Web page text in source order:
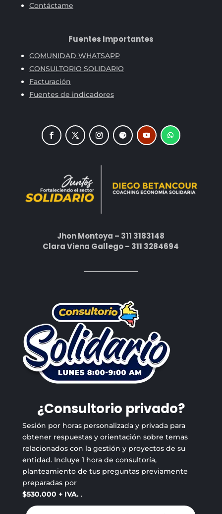
Contáctame
Fuentes Importantes
COMUNIDAD WHATSAPP
CONSULTORIO SOLIDARIO
Facturación
Fuentes de indicadores
Jhon Montoya – 311 3183148
Clara Viena Gallego – 311 3284694
¿Consultorio privado?
Sesión por horas personalizada y privada para
obtener respuestas y orientación sobre temas
relacionados con la gestión y proyectos de su
entidad. Incluye 1 hora de consultoría,
planteamiento de tus preguntas previamente
preparadas por
$530.000 + IVA. .